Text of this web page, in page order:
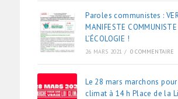
Paroles communistes :
MANIFESTE COMMUNISTE
L’ÉCOLOGIE !
26 MARS 2021 / 0 COMMENTAIRE
Le 28 mars marchons
climat à 14 h Place de la